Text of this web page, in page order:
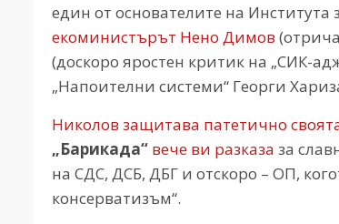
един от основателите на
екоминистърът Нено Димов
(доскоро яростен критик на „СИК-
„Напоителни системи“ Георги
Николов защитава патетично
„Барикада“ вече ви разказа за
на СДС, ДСБ, ДБГ и отскоро – ОП,
консерватизъм“.